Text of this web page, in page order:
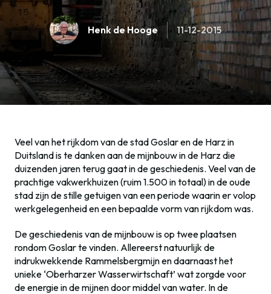
Henk de Hooge 11-12-2015
Veel van het rijkdom van de stad Goslar en de Harz in
Duitsland is te danken aan de mijnbouw in de Harz die
duizenden jaren terug gaat in de geschiedenis. Veel van de
prachtige vakwerkhuizen (ruim 1.500 in totaal) in de oude
stad zijn de stille getuigen van een periode waarin er volop
werkgelegenheid en een bepaalde vorm van rijkdom was.
De geschiedenis van de mijnbouw is op twee plaatsen
rondom Goslar te vinden. Allereerst natuurlijk de
indrukwekkende Rammelsbergmijn en daarnaast het
unieke ‘Oberharzer Wasserwirtschaft’ wat zorgde voor
de energie in de mijnen door middel van water. In de